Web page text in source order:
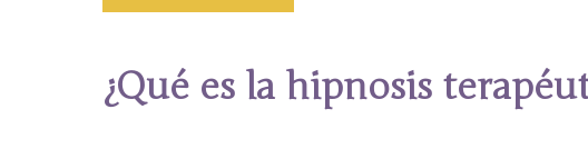
¿Qué es la hipnosis